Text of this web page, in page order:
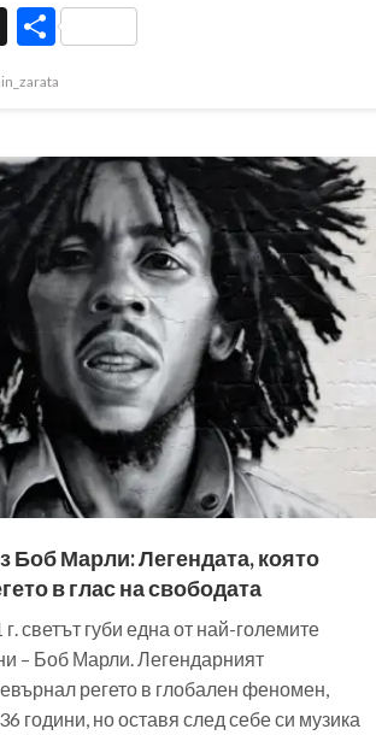
X Share
Боб Марли: Легендата, която
в глас на свободата
светът губи една от най-големите
– Боб Марли. Легендарният
регето в глобален феномен,
години, но оставя след себе си музика